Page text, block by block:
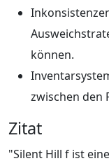
können.
zwischen den
Zitat
"Silent Hill f ist